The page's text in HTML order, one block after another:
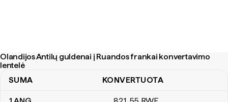
Olandijos Antilų guldenai į Ruandos frankai konvertavimo
lentelė
Olandijos Antilų guldenai į Ruandos frankai konvertavimo lentelė
SUMA KONVERTUOTA